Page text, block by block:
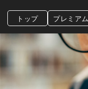
トップ プレミアム